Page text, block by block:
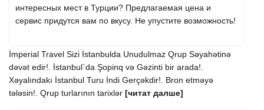
интересных мест в Турции? Предлагаемая цена и
сервис придутся вам по вкусу. Не упустите возможность!
İmperial Travel Sizi İstanbulda Unudulmaz Qrup Səyahətinə
dəvət edir!. İstanbul`da Şopinq və Gəzinti bir arada!.
Xəyalındakı İstanbul Turu İndi Gerçəkdir!. Bron etməyə
tələsin!. Qrup turlarının tarixlər [читат далше]